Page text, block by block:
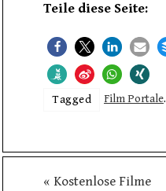
Teile diese Seite:
Tagged Film Portale.
« Kostenlose Filme